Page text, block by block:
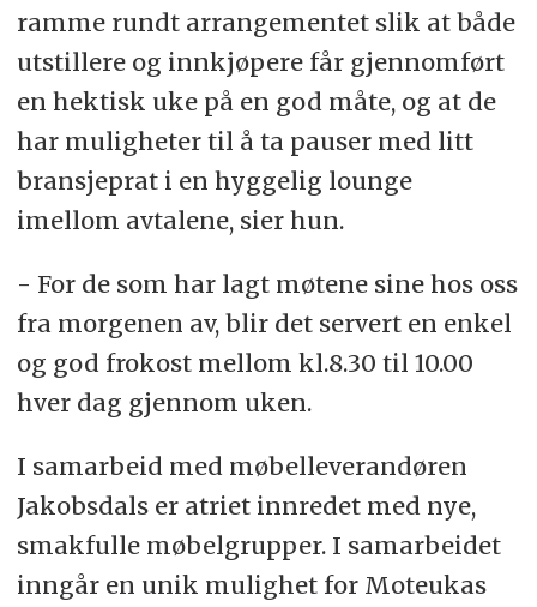
ramme rundt arrangementet slik at både
utstillere og innkjøpere får gjennomført
en hektisk uke på en god måte, og at de
har muligheter til å ta pauser med litt
bransjeprat i en hyggelig lounge
imellom avtalene, sier hun.
- For de som har lagt møtene sine hos oss
fra morgenen av, blir det servert en enkel
og god frokost mellom kl.8.30 til 10.00
hver dag gjennom uken.
I samarbeid med møbelleverandøren
Jakobsdals er atriet innredet med nye,
smakfulle møbelgrupper. I samarbeidet
inngår en unik mulighet for Moteukas